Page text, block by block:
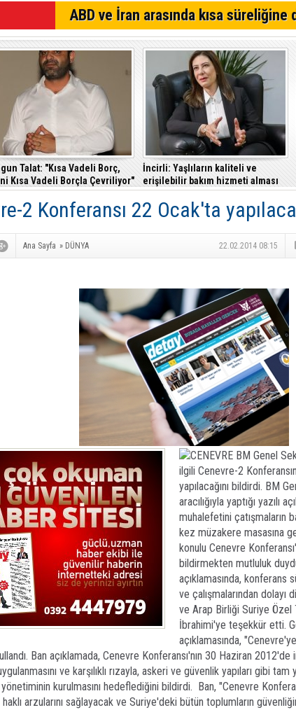
Girne’de işlenen
YDP'den
ABD ve İran arasında kısa süreliğine
Talat: "Kısa Vadeli Borç,
Kısa Vadeli Borçla Çevriliyor"
İncirli: Yaşlıların kaliteli ve
erişilebilir bakım hizmeti alması
en temel önceliğimiz
2 Konferansı 22 Ocak'ta
Ana Sayfa » DÜNYA 22.02.2014 08:15
CENEVRE BM Genel
ilgili Cenevre-2
yapılacağını bildirdi. BM
aracılığıyla yaptığı yazılı
muhalefetini çatışmaların
kez müzakere masasına
konulu Cenevre
bildirmekten mutluluk
açıklamasında, konferans
ve çalışmalarından
ve Arap Birliği Suriye Özel
İbrahimi'ye teşekkür etti.
açıklamasında,
Ban açıklamada, Cenevre Konferansı'nın 30 Haziran 2012'de
ve karşılıklı rızayla, askeri ve güvenlik yapıları gibi
kurulmasını hedeflediğini bildirdi. Ban, "Cenevre
arzularını sağlayacak ve Suriye'deki bütün toplumların